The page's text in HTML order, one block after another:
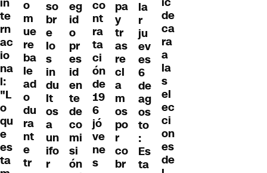
te
rn
ac
io
na
l:
"L
o
qu
e
es
ta
o
m
ue
re
ba
le
ad
o
du
ra
nt
e
tr
so
br
e
lo
s
in
du
lt
os
a
un
ifo
r
eg
id
o
pr
es
id
en
te
de
co
mi
si
ón
co
nt
ra
ta
ci
ón
de
19
6
jó
ve
ne
s
pa
y
tr
as
re
cl
a
m
os
po
r
co
br
la
r
ju
ev
es
6
de
ag
os
to
:
Es
ta
de
ca
ra
a
la
s
el
ec
ci
on
es
de